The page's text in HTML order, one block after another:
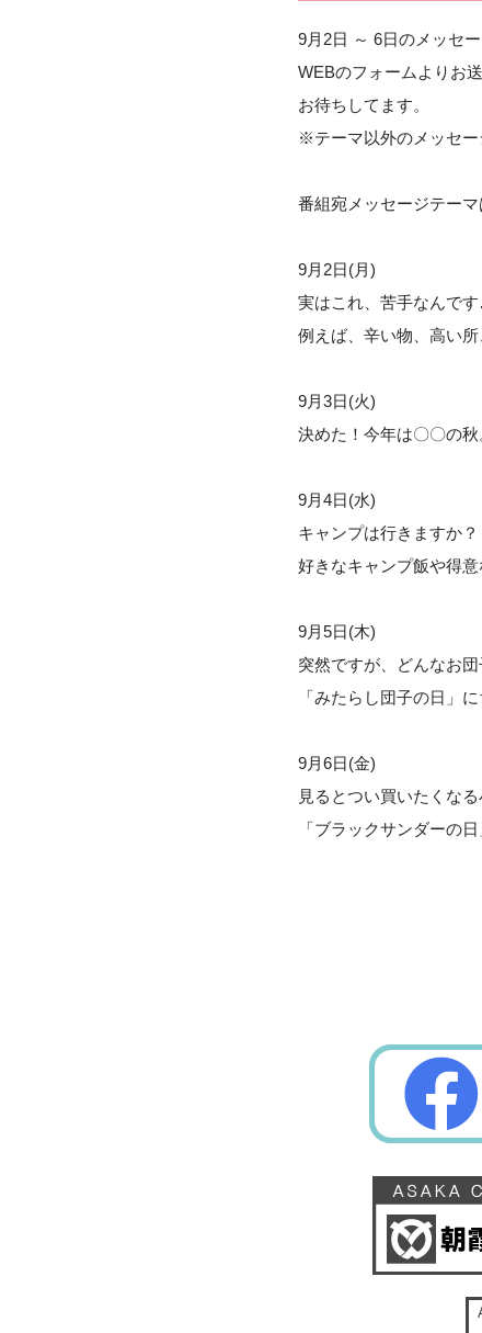
9月2日 ～ 6日のメッセ
WEBのフォームよりお
お待ちしてます。
※テーマ以外のメッセー
番組宛メッセージテーマ
9月2日(月)
実はこれ、苦手なんです
例えば、辛い物、高い所
9月3日(火)
決めた！今年は〇〇の秋
9月4日(水)
キャンプは行きますか？
好きなキャンプ飯や得
9月5日(木)
突然ですが、どんなお団
「みたらし団子の日」に
9月6日(金)
見るとつい買いたくな
「ブラックサンダーの日